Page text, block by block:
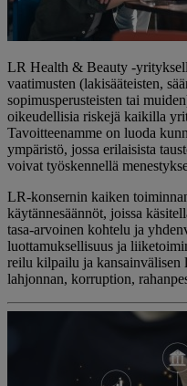
LR Health & Beauty -
vaatimusten (lakisääteisten,
sopimusperusteisten tai
oikeudellisia riskejä kaikilla
Tavoitteenamme on luoda
ympäristö, jossa erilaisista
voivat työskennellä
LR-konsernin kaiken
käytännesäännöt, joissa
tasa-arvoinen kohtelu ja
luottamuksellisuus ja
reilu kilpailu ja kansainvälisen
lahjonnan, korruption,